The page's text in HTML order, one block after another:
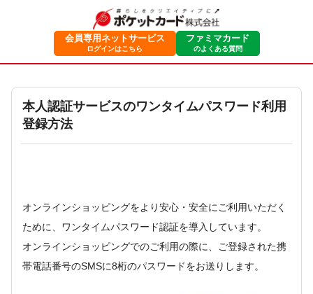
会員専用ネットサービス
ログインはこちら
ファミマカード
のよくある質問
本人認証サービスのワンタイムパスワード利用
登録方法
オンラインショッピングをより安心・安全にご利用いただく
ために、ワンタイムパスワード認証を導入しています。
オンラインショッピングでのご利用の際に、ご登録された携
帯電話番号のSMSに8桁のパスワードをお送りします。